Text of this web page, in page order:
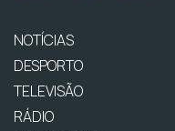
NOTÍCIAS
DESPORTO
TELEVISÃO
RÁDIO